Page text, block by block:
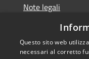
Note legali
Dichiarazione di
Questo sito web
necessari al corretto